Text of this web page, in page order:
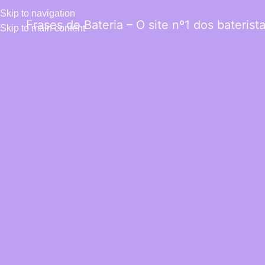
Skip to navigation
Skip to main content
Frases de Bateria – O site nº1 dos